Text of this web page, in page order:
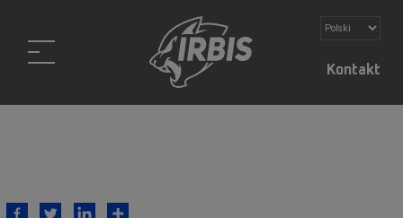
Kontakt